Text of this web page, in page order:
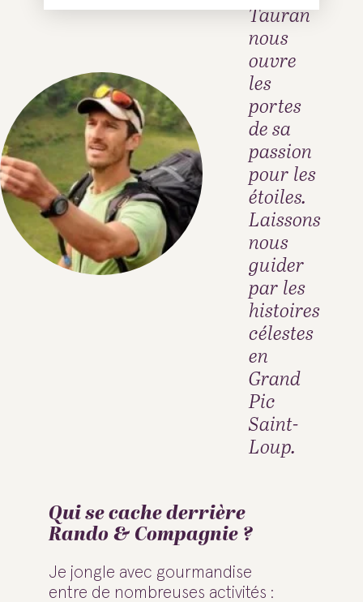
Tauran
nous
ouvre
les
portes
de sa
passion
pour les
étoiles.
Laissons
nous
guider
par les
histoires
célestes
en
Grand
Pic
Saint-
Loup.
Qui se cache derrière
Rando & Compagnie ?
Je jongle avec gourmandise
entre de nombreuses activités :